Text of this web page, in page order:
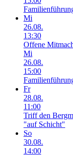
Mi
26.08.
13:30
Offene
Mi
26.08.
15:00
Fr
28.08.
11:00
Triff den
"auf Schicht"
So
30.08.
14:00